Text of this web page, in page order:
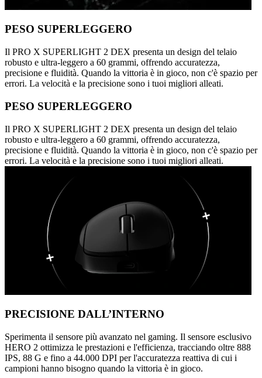
PESO SUPERLEGGERO
Il PRO X SUPERLIGHT 2 DEX presenta un design del telaio
robusto e ultra-leggero a 60 grammi, offrendo accuratezza,
precisione e fluidità. Quando la vittoria è in gioco, non c'è spazio per
errori. La velocità e la precisione sono i tuoi migliori alleati.
PESO SUPERLEGGERO
Il PRO X SUPERLIGHT 2 DEX presenta un design del telaio
robusto e ultra-leggero a 60 grammi, offrendo accuratezza,
precisione e fluidità. Quando la vittoria è in gioco, non c'è spazio per
errori. La velocità e la precisione sono i tuoi migliori alleati.
PRECISIONE DALL’INTERNO
Sperimenta il sensore più avanzato nel gaming. Il sensore esclusivo
HERO 2 ottimizza le prestazioni e l'efficienza, tracciando oltre 888
IPS, 88 G e fino a 44.000 DPI per l'accuratezza reattiva di cui i
campioni hanno bisogno quando la vittoria è in gioco.